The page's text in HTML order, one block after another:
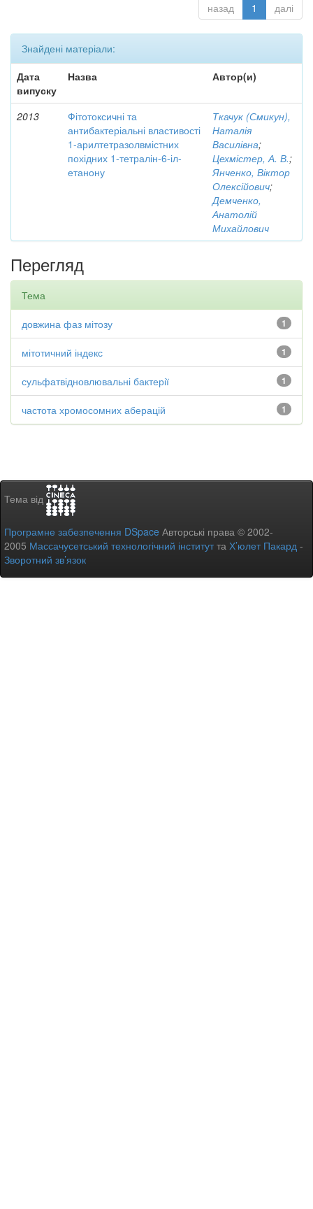
назад 1 далі
Знайдені матеріали:
Дата
випуску
Назва Автор(и)
2013
Фітотоксичні та
антибактеріальні властивості
1-арилтетразолвмістних
похідних 1-тетралін-6-іл-
етанону
Ткачук (Смикун),
Наталія
Василівна;
Цехмістер, А. В.;
Янченко, Віктор
Олексійович;
Демченко,
Анатолій
Михайлович
Перегляд
Тема
1
довжина фаз мітозу
1
мітотичний індекс
1
сульфатвідновлювальні бактерії
1
частота хромосомних аберацій
Тема від
Програмне забезпечення DSpace Авторські права © 2002-
2005 Массачусетський технологічний інститутта Х’юлет Пакард -
Зворотний зв’язок